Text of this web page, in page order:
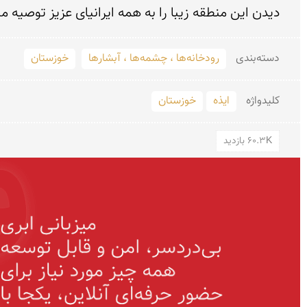
دیدن این منطقه زیبا را به همه ایرانیای عزیز توصیه
دسته‌بندی رودخانه‌ها ، چشمه‌ها ، آبشارها خوزستان
کلید‌واژه ایذه خوزستان
60.3K بازدید